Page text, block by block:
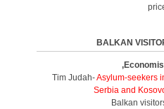
BALKAN
Tim Judah-Asylum-seekers
Serbia and
Balkan